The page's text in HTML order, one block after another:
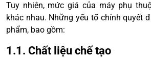
Tuy nhiên, mức giá của máy phụ
khác nhau. Những yếu tố chính quyết
phẩm, bao gồm:
1.1. Chất liệu chế tạo